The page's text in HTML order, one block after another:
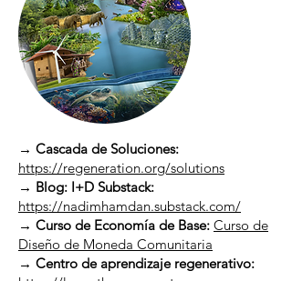
→ Cascada de Soluciones:
https://regeneration.org/solutions
→ Blog: I+D Substack:
https://nadimhamdan.substack.com/
→ Curso de Economía de Base: Curso de
Diseño de Moneda Comunitaria
→ Centro de aprendizaje regenerativo: